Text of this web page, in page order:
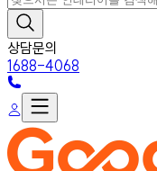
상담문의
1688-4068